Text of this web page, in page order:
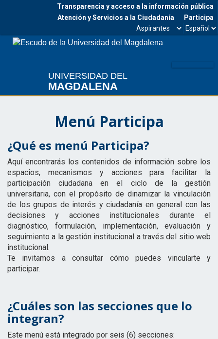
Transparencia y acceso a la información pública
Atención y Servicios a la Ciudadanía
Participa
FacebookInstagram
Youtube
Seleccionar
estamento
idioma
UNIVERSIDAD DEL
MAGDALENA
Menú Participa
¿Qué es menú Participa?
Aquí encontrarás los contenidos de información sobre los
espacios, mecanismos y acciones para facilitar la
participación ciudadana en el ciclo de la gestión
universitaria, con el propósito de dinamizar la vinculación
de los grupos de interés y ciudadanía en general con las
decisiones y acciones institucionales durante el
diagnóstico, formulación, implementación, evaluación y
seguimiento a la gestión institucional a través del sitio web
institucional.
Te invitamos a consultar cómo puedes vincularte y
participar.
¿Cuáles son las secciones que lo
integran?
Este menú está integrado por seis (6) secciones: